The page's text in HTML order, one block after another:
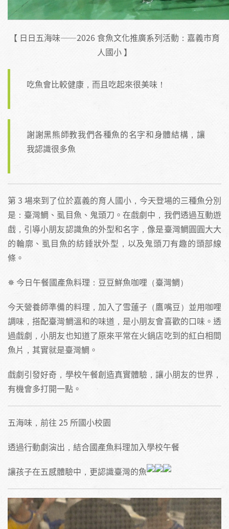
【 日日五海味——2026 食魚文化推廣系列活動：嘉義市育
人國小 】
吃魚會比較健康，而且吃起來很美味！
謝謝黑熊師教我們各種魚的名字和身體結構，讓
我認識很多魚
第 3 場來到了位於嘉義的育人國小，今天登場的三種魚分別
是：臺灣鯛、虱目魚、鬼頭刀。在戲劇中，我們透過互動遊
戲，引導小朋友認識魚的外型和名字，像是臺灣鯛圓圓大大
的輪廓、虱目魚的紡錘狀外型，以及鬼頭刀有趣的頭部線
條。
✵ 今日午餐國產魚料理：豆豆鮮魚咖哩（臺灣鯛）
今天營養師準備的料理，加入了雪蓮子（鷹嘴豆）並用咖哩
調味，搭配臺灣鯛溫和的味道，是小朋友會喜歡的口味。透
過戲劇，小朋友也知道了原來平常在火鍋店吃到的紅白相間
魚片，其實就是臺灣鯛。
戲劇引發好奇，學校午餐創造真實體驗，讓小朋友的世界，
有機會多打開一點。
五海味，前往 25 所國小校園
透過行動劇演出，結合國產魚料理加入學校午餐
讓孩子在五感體驗中，更認識臺灣的魚